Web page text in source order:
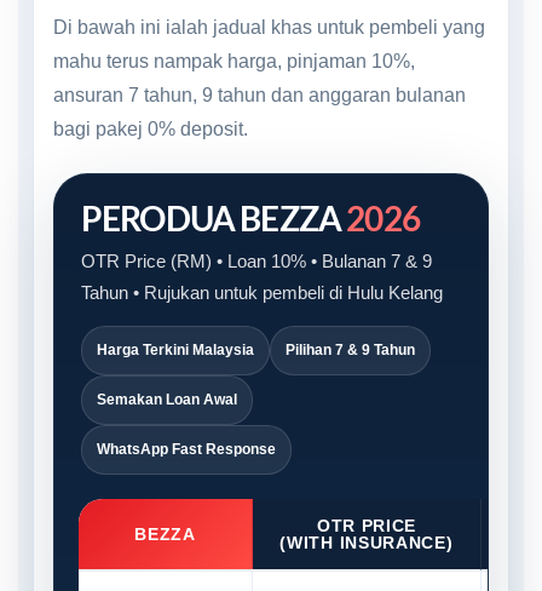
Di bawah ini ialah jadual khas untuk pembeli yang
mahu terus nampak harga, pinjaman 10%,
ansuran 7 tahun, 9 tahun dan anggaran bulanan
bagi pakej 0% deposit.
PERODUA BEZZA2026
OTR Price (RM) • Loan 10% • Bulanan 7 & 9
Tahun • Rujukan untuk pembeli di Hulu Kelang
Harga Terkini Malaysia Pilihan 7 & 9 Tahun
Semakan Loan Awal
WhatsApp Fast Response
BEZZA
OTR PRICE
(WITH INSURANCE)